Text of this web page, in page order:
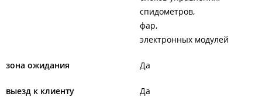
спидометров
фар
электронных модулей
зона ожидания Да
выезд к клиенту Да